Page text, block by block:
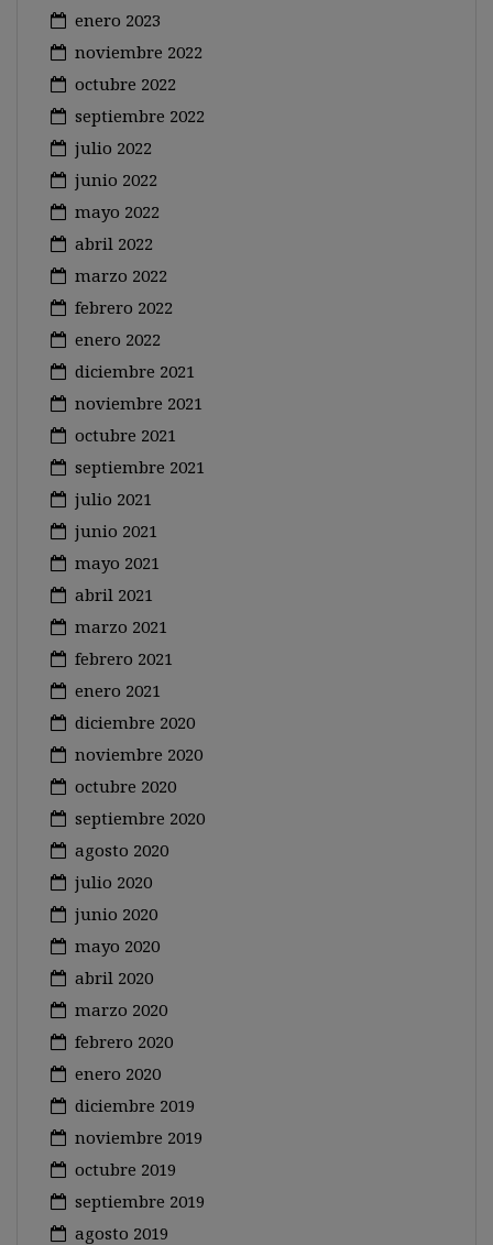
enero 2023
noviembre 2022
octubre 2022
septiembre 2022
julio 2022
junio 2022
mayo 2022
abril 2022
marzo 2022
febrero 2022
enero 2022
diciembre 2021
noviembre 2021
octubre 2021
septiembre 2021
julio 2021
junio 2021
mayo 2021
abril 2021
marzo 2021
febrero 2021
enero 2021
diciembre 2020
noviembre 2020
octubre 2020
septiembre 2020
agosto 2020
julio 2020
junio 2020
mayo 2020
abril 2020
marzo 2020
febrero 2020
enero 2020
diciembre 2019
noviembre 2019
octubre 2019
septiembre 2019
agosto 2019